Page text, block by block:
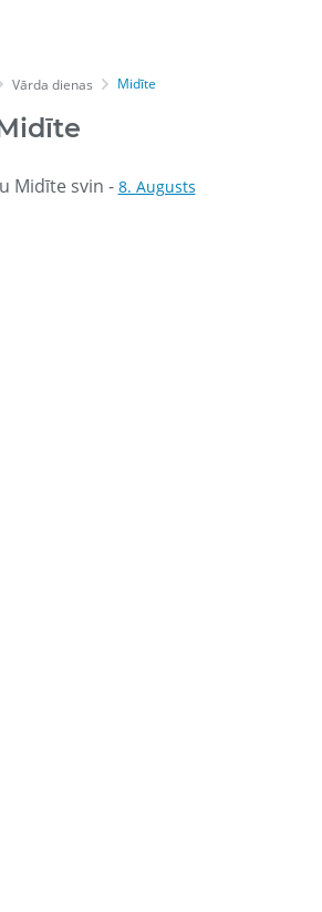
Vārda dienas Midīte
Midīte svin - 8. Augusts